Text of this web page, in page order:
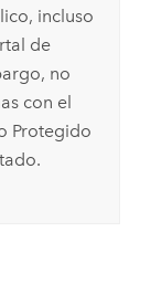
incluso
de
no
con el
Protegido